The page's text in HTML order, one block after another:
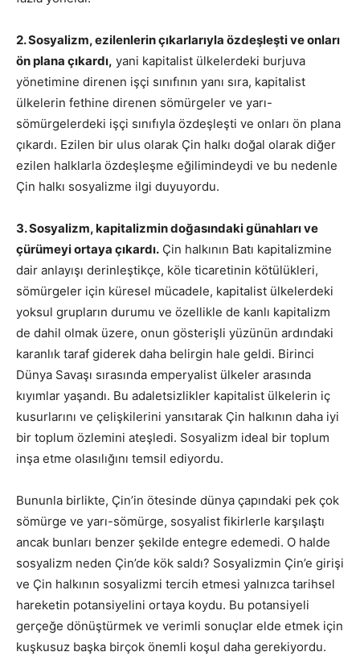
2. Sosyalizm, ezilenlerin çıkarlarıyla özdeşleşti ve onları
ön plana çıkardı, yani kapitalist ülkelerdeki burjuva
yönetimine direnen işçi sınıfının yanı sıra, kapitalist
ülkelerin fethine direnen sömürgeler ve yarı-
sömürgelerdeki işçi sınıfıyla özdeşleşti ve onları ön plana
çıkardı. Ezilen bir ulus olarak Çin halkı doğal olarak diğer
ezilen halklarla özdeşleşme eğilimindeydi ve bu nedenle
Çin halkı sosyalizme ilgi duyuyordu.
3. Sosyalizm, kapitalizmin doğasındaki günahları ve
çürümeyi ortaya çıkardı. Çin halkının Batı kapitalizmine
dair anlayışı derinleştikçe, köle ticaretinin kötülükleri,
sömürgeler için küresel mücadele, kapitalist ülkelerdeki
yoksul grupların durumu ve özellikle de kanlı kapitalizm
de dahil olmak üzere, onun gösterişli yüzünün ardındaki
karanlık taraf giderek daha belirgin hale geldi. Birinci
Dünya Savaşı sırasında emperyalist ülkeler arasında
kıyımlar yaşandı. Bu adaletsizlikler kapitalist ülkelerin iç
kusurlarını ve çelişkilerini yansıtarak Çin halkının daha iyi
bir toplum özlemini ateşledi. Sosyalizm ideal bir toplum
inşa etme olasılığını temsil ediyordu.
Bununla birlikte, Çin’in ötesinde dünya çapındaki pek çok
sömürge ve yarı-sömürge, sosyalist fikirlerle karşılaştı
ancak bunları benzer şekilde entegre edemedi. O halde
sosyalizm neden Çin’de kök saldı? Sosyalizmin Çin’e girişi
ve Çin halkının sosyalizmi tercih etmesi yalnızca tarihsel
hareketin potansiyelini ortaya koydu. Bu potansiyeli
gerçeğe dönüştürmek ve verimli sonuçlar elde etmek için
kuşkusuz başka birçok önemli koşul daha gerekiyordu.